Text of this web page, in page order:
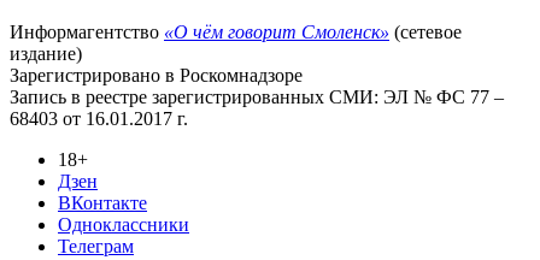
Информагентство «О чём говорит Смоленск» (сетевое
издание)
Зарегистрировано в Роскомнадзоре
Запись в реестре зарегистрированных СМИ: ЭЛ № ФС 77 –
68403 от 16.01.2017 г.
18+
Дзен
ВКонтакте
Одноклассники
Телеграм